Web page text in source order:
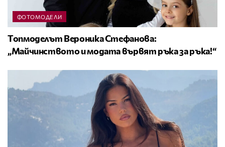
ФОТОМОДЕЛИ
Топмоделът Вероника Стефанова:
„Майчинството и модата вървят ръка за ръка!“